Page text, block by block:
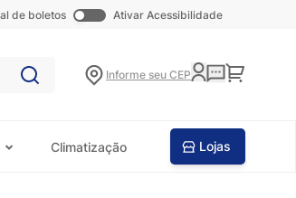
de boletos Ativar Acessibilidade
Informe seu CEP Carrinho
Climatização Lojas